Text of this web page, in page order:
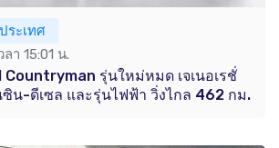
ระเทศ
า 15:01 น.
Countryman รุ่นใหม่หมด เจเนอเรชั่
น-ดีเซล และรุ่นไฟฟ้า วิ่งไกล 462 กม.